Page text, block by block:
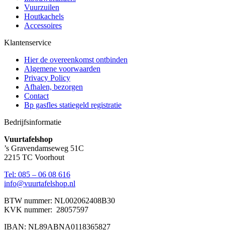
Vuurzuilen
Houtkachels
Accessoires
Klantenservice
Hier de overeenkomst ontbinden
Algemene voorwaarden
Privacy Policy
Afhalen, bezorgen
Contact
Bp gasfles statiegeld registratie
Bedrijfsinformatie
Vuurtafelshop
’s Gravendamseweg 51C
2215 TC Voorhout
Tel: 085 – 06 08 616
info@vuurtafelshop.nl
BTW nummer: NL002062408B30
KVK nummer: 28057597
IBAN: NL89ABNA0118365827